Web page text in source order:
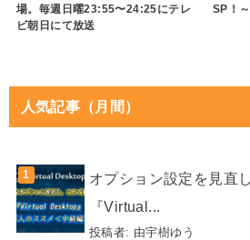
場。毎週日曜23:55〜24:25にテレ
ビ朝日にて放送
SP！
人気記事（月間）
オプション設定を見直
『Virtual...
投稿者: 由宇樹ゆう